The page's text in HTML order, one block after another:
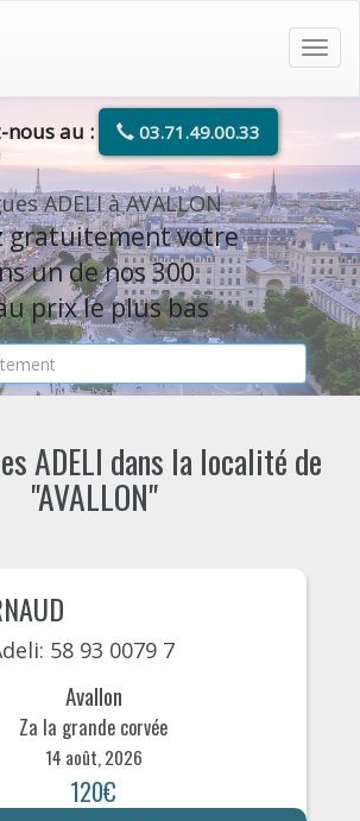
nous au : 03.71.49.00.33
ADELI à AVALLON
gratuitement votre
un de nos 300
prix le plus bas
ADELI dans la localité de
"AVALLON"
58 93 0079 7
Avallon
Za la grande corvée
14 août, 2026
120€